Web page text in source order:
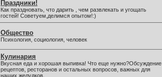
Праздники!
Как праздновать, что дарить , чем развлекать и угощать
гостей! Советуем,делимся опытом!:)
Общество
Психология, социология, человек
Кулинария
Вкусная еда и хорошая выпивка! Что еще нужно?Обсуждение
рецептов, ресторанов и остальных вопросов, важных для
наших желудков.